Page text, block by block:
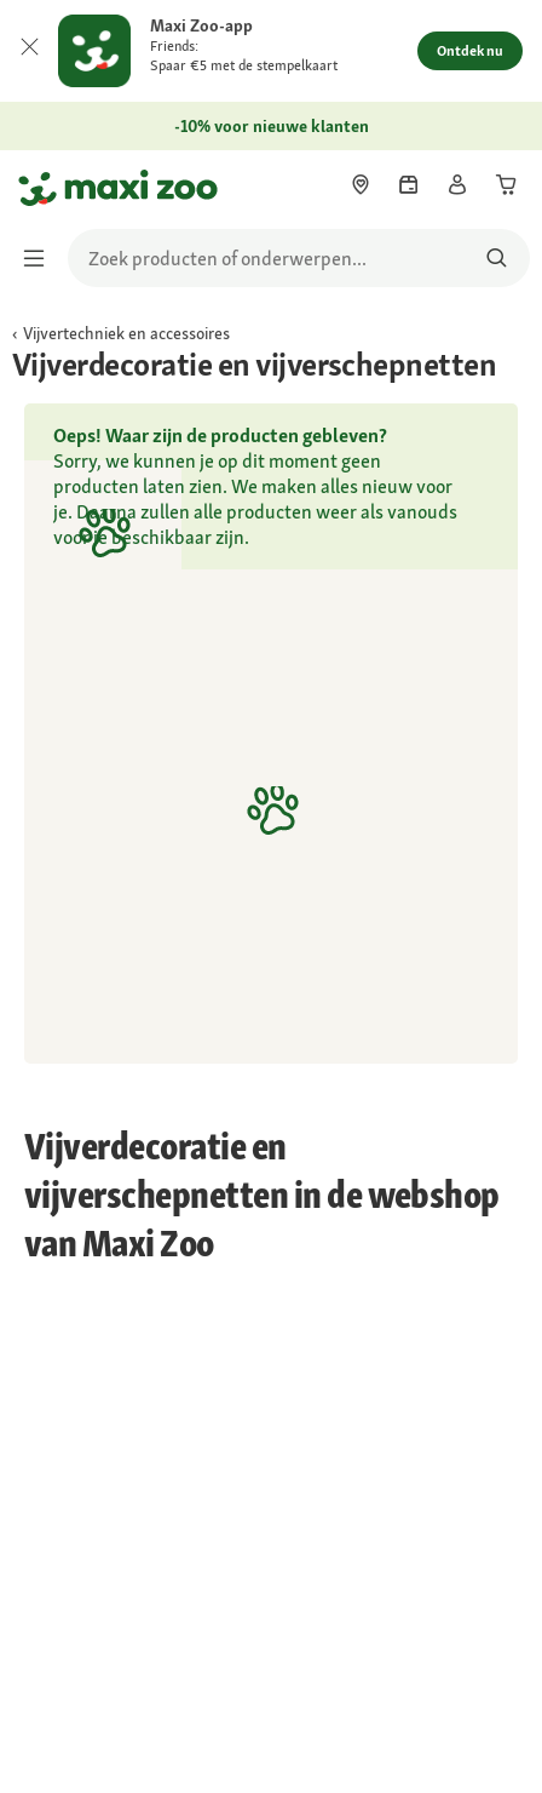
Maxi Zoo-app
Friends:
Spaar €5 met de stempelkaart
Ontdek nu
-10% voor nieuwe klanten
Vijvertechniek en accessoires
Vijverdecoratie en vijverschepnetten
Oeps! Waar zijn de producten gebleven?
Sorry, we kunnen je op dit moment geen
producten laten zien. We maken alles nieuw voor
je. Daarna zullen alle producten weer als vanouds
voor je beschikbaar zijn.
Vijverdecoratie en
vijverschepnetten in de webshop
van Maxi Zoo